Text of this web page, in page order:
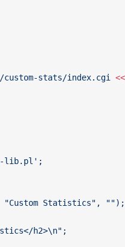
custom-stats/index.cgi
<<
lib.pl';
"Custom Statistics", "");
h2>\n";